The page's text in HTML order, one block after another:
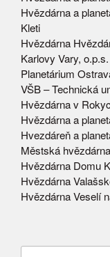
Hvězdárna a
Kleti
Hvězdárna
Karlovy Vary, o.p.s.
Planetárium
VŠB – Technická
Hvězdárna v
Hvězdárna a
Hvezdáreň a
Městská
Hvězdárna Domu
Hvězdárna
Hvězdárna Veselí